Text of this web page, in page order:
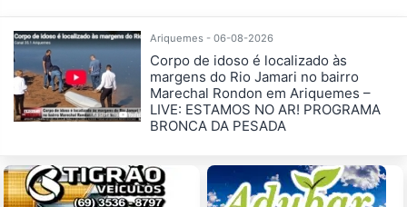
Ariquemes - 06-08-2026
Corpo de idoso é localizado às
margens do Rio Jamari no bairro
Marechal Rondon em Ariquemes –
LIVE: ESTAMOS NO AR! PROGRAMA
BRONCA DA PESADA